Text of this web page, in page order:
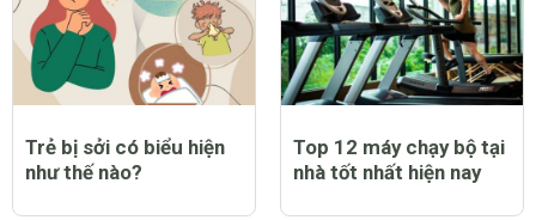
Trẻ bị sởi có biểu hiện
như thế nào?
Top 12 máy chạy bộ tại
nhà tốt nhất hiện nay